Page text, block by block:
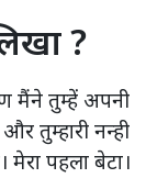
?
मैंने तुम्हें अपनी
तुम्हारी नन्ही
पहला बेटा।